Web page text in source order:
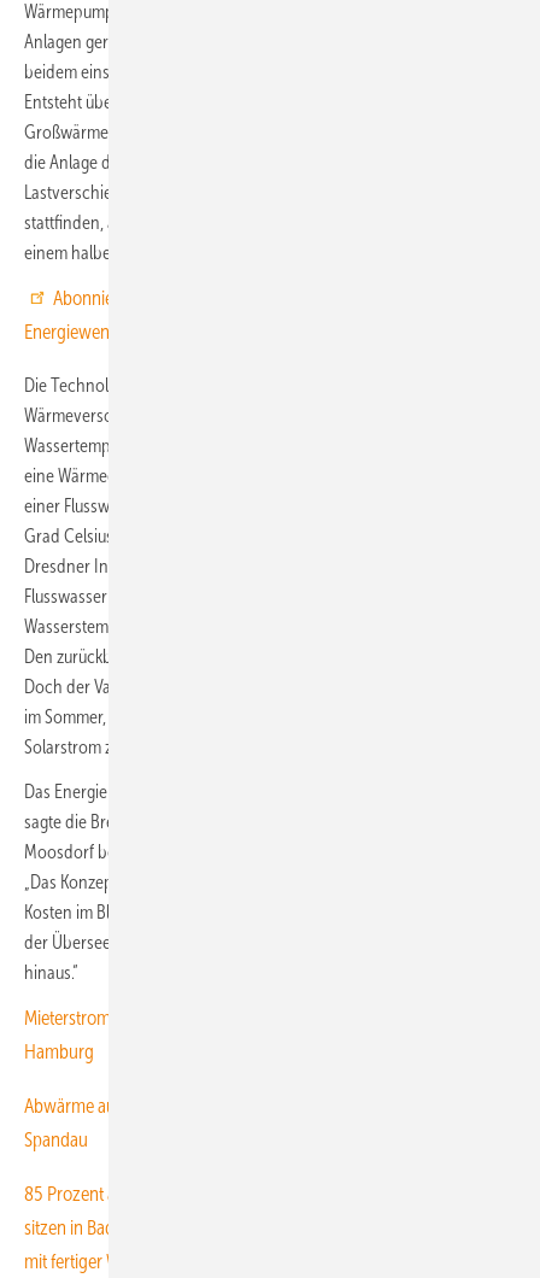
Wärmepumpen immer dann zu betreiben, wenn Erneuerbaren-
Anlagen gerade viel Wind- oder viel Sonnenstrom oder auch viel von
beidem einspeisen und die Börsenstrompreise gerade tief sind.
Entsteht überschüssige Wärme, speichert die Anlage diese in den drei
Großwärmespeichern. An windstillen und sonnenarmen Tagen gibt
die Anlage die Wärme aus den Großspeichern in den Verbrauch, die
Lastverschiebung kann in einem Bereich von 10 bis 72 Stunden
stattfinden, also innerhalb eines Zeitraums zwischen weniger als
einem halben Tag und drei Tagen.
Abonnieren Sie jetzt unseren Youtube-Kanal
Energiewende – schnell und gut informiert!
Die Technologie ist freilich ausgereift genug, dass die
Wärmeversorgung aus dem Flusswasser auch im Winter bei
Wassertemperaturen nahe dem Gefrierpunkt noch funktioniert. Für
eine Wärmegewinnung aus Flusswasser benötigt die Standardtechnik
einer Flusswärmepumpe eine Mindestwassertemperatur von vier
Grad Celsius. Im Rahmen eines Forschungsprojektes mit dem
Dresdner Institut für Luft- und Kältetechnik lässt die Anlage kälteres
Flusswasser im Winter mit bis zu nur noch 0,1 Grad Celsius
Wasserstemperatur in einer speziellen Vakuumanlage verdampfen.
Den zurückbleibenden Eisbrei leitet das System zurück in die Weser.
Doch der Vakuum-Flüssigeiserzeuger produziert auch für den Betrieb
im Sommer, um die umliegenden Gebäude zur Kühlung mit Kälte aus
Solarstrom zu versorgen.
Das Energiekonzept für das Überseeinsel-Areal setze „Maßstäbe“,
sagte die Bremer Umwelt- und Klimapolitik-Senatorin Kathrin
Moosdorf bei der Präsentation des verwirklichten Energiekonzepts:
„Das Konzept hat dabei stets auch die Versorgungssicherheit und die
Kosten im Blick – die Energiewende soll bezahlbar sein. Was hier auf
der Überseeinsel entstanden ist, hat Strahlkraft weit über Bremen
hinaus.“
Mieterstrom mit Wärmepumpe versorgt Sozialwohnungen in
Hamburg
Abwärme aus Rechenzentren heizt neues Quartier in Berlin-
Spandau
85 Prozent aller großen Kommunen mit fertiger Wärmeplanung
sitzen in Baden-Württemberg85 Prozent aller großen Kommunen
mit fertiger Wärmeplanung sitzen in Baden-Württemberg